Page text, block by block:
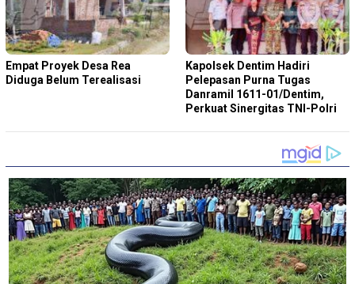
Empat Proyek Desa Rea
Diduga Belum Terealisasi
Kapolsek Dentim Hadiri
Pelepasan Purna Tugas
Danramil 1611-01/Dentim,
Perkuat Sinergitas TNI-Polri